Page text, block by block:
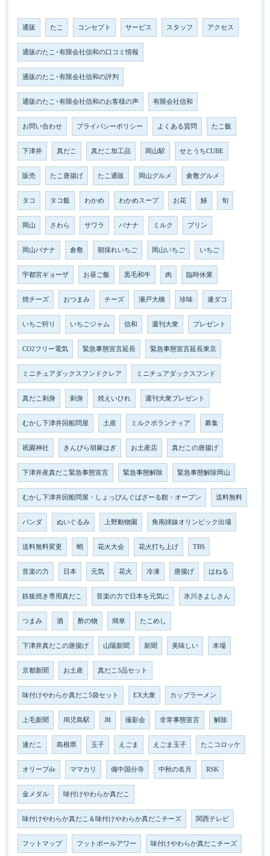
通販 たこ コンセプト サービス スタッフ アクセス
通販のたこ･有限会社信和の口コミ情報
通販のたこ･有限会社信和の評判
通販のたこ･有限会社信和のお客様の声 有限会社信和
お問い合わせ プライバシーポリシー よくある質問 たこ飯
下津井 真だこ 真だこ加工品 岡山駅 せとうちCUBE
販売 たこ唐揚げ たこ通販 岡山グルメ 倉敷グルメ
タコ タコ飯 わかめ わかめスープ お花 鰆 旬
岡山 さわら サワラ バナナ ミルク プリン
岡山バナナ 倉敷 朝採れいちご 岡山いちご いちご
宇都宮ギョーザ お昼ご飯 黒毛和牛 肉 臨時休業
焼チーズ おつまみ チーズ 瀬戸大橋 珍味 連ダコ
いちご狩り いちごジャム 信和 週刊大衆 プレゼント
CO2フリー電気 緊急事態宣言延長 緊急事態宣言延長東京
ミニチュアダックスフンドクレア ミニチュアダックスフンド
真だこ刺身 刺身 焼えいひれ 週刊大衆プレゼント
むかし下津井回船問屋 土産 ミルクボランティア 募集
祇園神社 きんぴら胡麻はぎ お土産店 真だこの唐揚げ
下津井産真だこ緊急事態宣言 緊急事態解除 緊急事態解除岡山
むかし下津井回船問屋・しょっぴんぐばざーる館・オープン 送料無料
パンダ ぬいぐるみ 上野動物園 角南姉妹オリンピック出場
送料無料変更 蛸 花火大会 花火打ち上げ TBS
音楽の力 日本 元気 花火 冷凍 唐揚げ はねる
鉄板焼き専用真だこ 音楽の力で日本を元気に 氷川きよしさん
つまみ 酒 酢の物 簡単 たこめし
下津井真だこの唐揚げ 山陽新聞 新聞 美味しい 本場
京都新聞 お土産 真だこ3品セット
味付けやわらか真だこ5袋セット EX大衆 カップラーメン
上毛新聞 JR児島駅 JR 撮影会 非常事態宣言 解除
連だこ 島根県 玉子 えごま えごま玉子 たこコロッケ
オリーブde ママカリ 備中国分寺 中秋の名月 RSK
金メダル 味付けやわらか真だこ
味付けやわらか真だこ＆味付けやわらか真だこチーズ 関西テレビ
フットマップ フットボールアワー 味付けやわらか真だこチーズ